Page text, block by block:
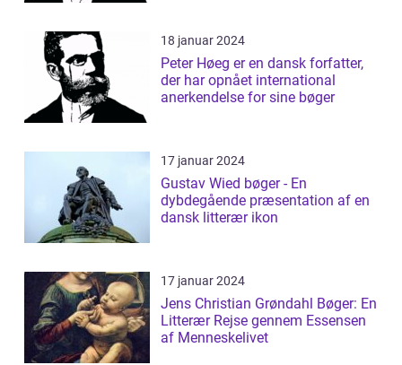
18 januar 2024
Peter Høeg er en dansk forfatter,
der har opnået international
anerkendelse for sine bøger
17 januar 2024
Gustav Wied bøger - En
dybdegående præsentation af en
dansk litterær ikon
17 januar 2024
Jens Christian Grøndahl Bøger: En
Litterær Rejse gennem Essensen
af Menneskelivet